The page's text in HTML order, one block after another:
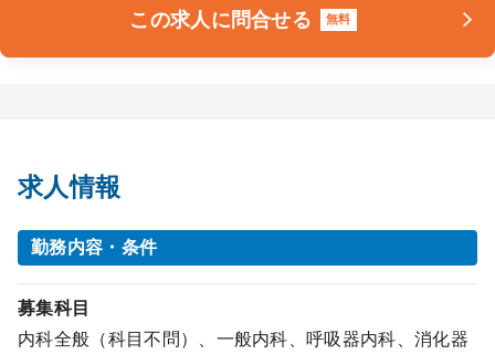
この求人に問合せる 無料
求人情報
勤務内容・条件
募集科目
内科全般（科目不問）、一般内科、呼吸器内科、消化器